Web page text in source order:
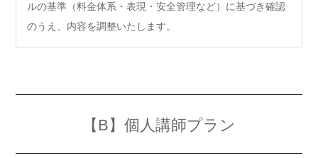
ルの基準（料金体系・表現・安全管理など）に基づき確認
のうえ、内容を調整いたします。
【B】個人講師プラン